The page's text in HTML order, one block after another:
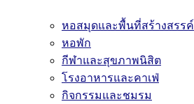
หอสมุดและพื้นที่สร้างสรรค์
หอพัก
กีฬาและสุขภาพนิสิต
โรงอาหารและคาเฟ่
กิจกรรมและชมรม